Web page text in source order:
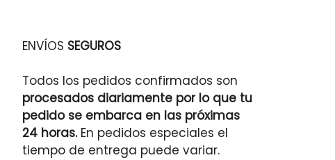
ENVÍOS SEGUROS
Todos los pedidos confirmados son
procesados diariamente por lo que tu
pedido se embarca en las próximas
24 horas.En pedidos especiales el
tiempo de entrega puede variar.